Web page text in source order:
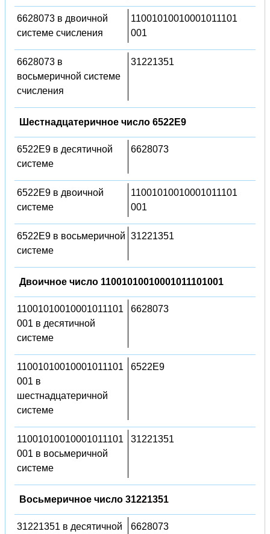
6628073 в двоичной
системе счисления
11001010010001011101
001
6628073 в
восьмеричной системе
счисления
31221351
Шестнадцатеричное число 6522E9
6522E9 в десятичной
системе
6628073
6522E9 в двоичной
системе
11001010010001011101
001
6522E9 в восьмеричной
системе
31221351
Двоичное число 11001010010001011101001
11001010010001011101
001 в десятичной
системе
6628073
11001010010001011101
001 в
шестнадцатеричной
системе
6522E9
11001010010001011101
001 в восьмеричной
системе
31221351
Восьмеричное число 31221351
31221351 в десятичной 6628073